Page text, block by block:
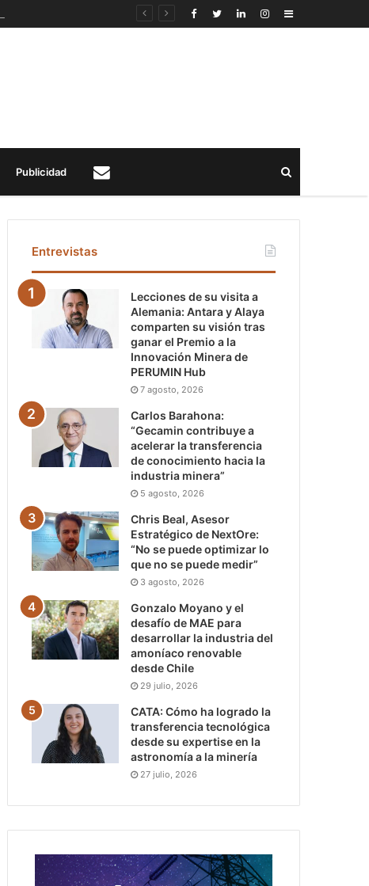
Sidebar
Publicidad
Entrevistas
Lecciones de su visita a
Alemania: Antara y Alaya
comparten su visión tras
ganar el Premio a la
Innovación Minera de
PERUMIN Hub
7 agosto, 2026
Carlos Barahona:
“Gecamin contribuye a
acelerar la transferencia
de conocimiento hacia la
industria minera”
5 agosto, 2026
Chris Beal, Asesor
Estratégico de NextOre:
“No se puede optimizar lo
que no se puede medir”
3 agosto, 2026
Gonzalo Moyano y el
desafío de MAE para
desarrollar la industria del
amoníaco renovable
desde Chile
29 julio, 2026
CATA: Cómo ha logrado la
transferencia tecnológica
desde su expertise en la
astronomía a la minería
27 julio, 2026